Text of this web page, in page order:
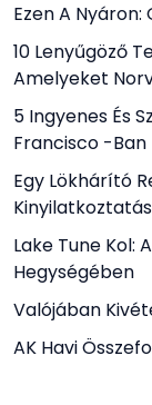
Ezen A
10 Lenyűgöző
Amelyeket
5 Ingyenes És
Francisco -ban
Egy Lökhárító
Lake Tune Kol:
Hegységében
Valójában
AK Havi